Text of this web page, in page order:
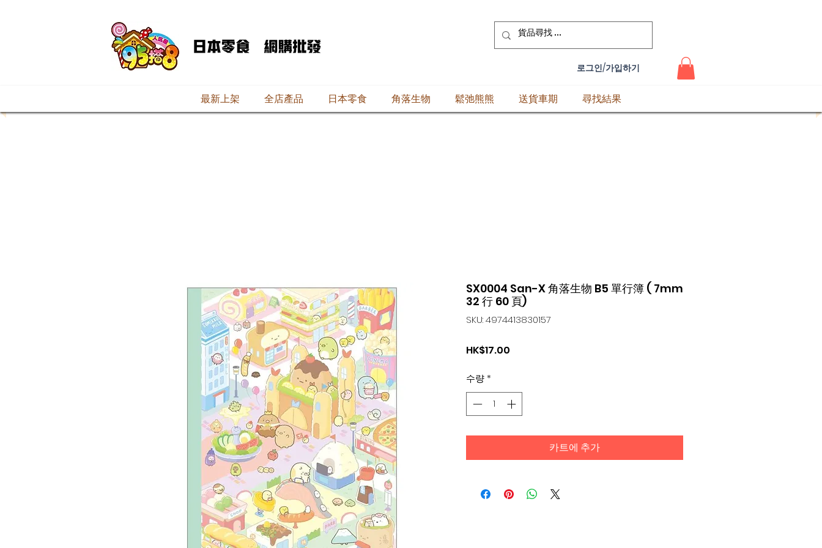
로그인/가입하기
最新上架 全店產品 日本零食 角落生物 鬆弛熊熊 送貨車期 尋找結果
SX0004 San-X 角落生物 B5 單行簿 ( 7mm
32 行 60 頁)
SKU: 4974413830157
HK$17.00
수량*
카트에 추가